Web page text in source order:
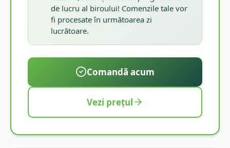
de lucru al biroului! Comenzile tale vor
fi procesate în următoarea zi
lucrătoare.
Comandă acum
Vezi prețul